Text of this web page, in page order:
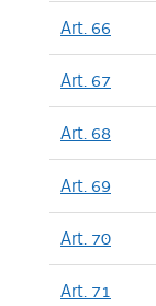
Art. 66
Art. 67
Art. 68
Art. 69
Art. 70
Art. 71